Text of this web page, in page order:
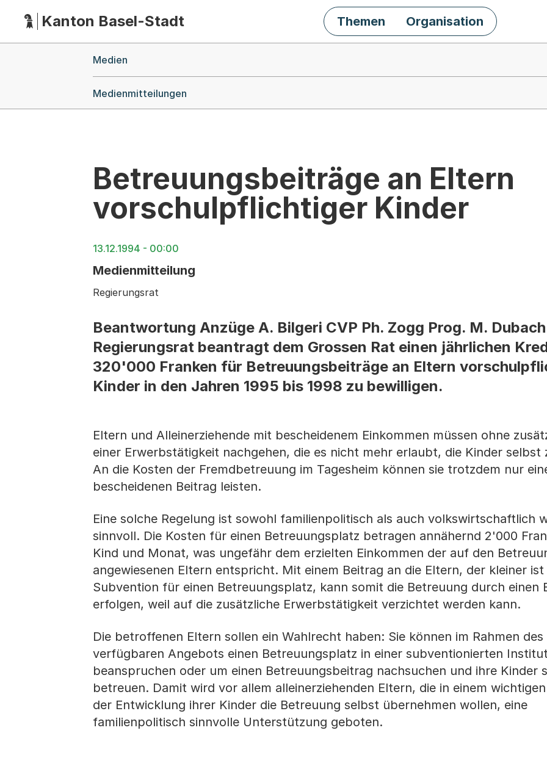
HauptnavigationKanton Basel-Stadt Themen Organisation
Medien
Medienmitteilungen
Betreuungsbeiträge an Eltern
vorschulpflichtiger Kinder
13.12.1994 - 00:00
Medienmitteilung
Regierungsrat
Beantwortung Anzüge A. Bilgeri CVP Ph. Zogg Prog. M.
Regierungsrat beantragt dem Grossen Rat einen jährlichen
320'000 Franken für Betreuungsbeiträge an Eltern
Kinder in den Jahren 1995 bis 1998 zu bewilligen.
Eltern und Alleinerziehende mit bescheidenem Einkommen müssen ohne
einer Erwerbstätigkeit nachgehen, die es nicht mehr erlaubt, die Kinder selbst
An die Kosten der Fremdbetreuung im Tagesheim können sie trotzdem nur
bescheidenen Beitrag leisten.
Eine solche Regelung ist sowohl familienpolitisch als auch volkswirtschaftlich
sinnvoll. Die Kosten für einen Betreuungsplatz betragen annähernd 2'000
Kind und Monat, was ungefähr dem erzielten Einkommen der auf den
angewiesenen Eltern entspricht. Mit einem Beitrag an die Eltern, der kleiner ist
Subvention für einen Betreuungsplatz, kann somit die Betreuung durch einen
erfolgen, weil auf die zusätzliche Erwerbstätigkeit verzichtet werden kann.
Die betroffenen Eltern sollen ein Wahlrecht haben: Sie können im Rahmen des
verfügbaren Angebots einen Betreuungsplatz in einer subventionierten
beanspruchen oder um einen Betreuungsbeitrag nachsuchen und ihre Kinder
betreuen. Damit wird vor allem alleinerziehenden Eltern, die in einem
der Entwicklung ihrer Kinder die Betreuung selbst übernehmen wollen, eine
familienpolitisch sinnvolle Unterstützung geboten.